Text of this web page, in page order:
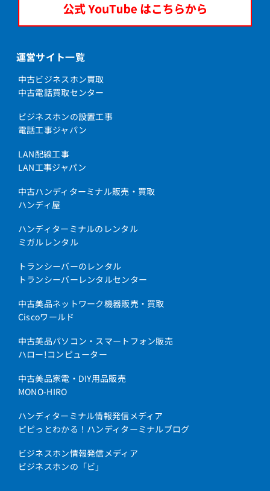
運営サイト一覧
中古ビジネスホン買取
中古電話買取センター
ビジネスホンの設置工事
電話工事ジャパン
LAN配線工事
LAN工事ジャパン
中古ハンディターミナル販売・買取
ハンディ屋
ハンディターミナルのレンタル
ミガルレンタル
トランシーバーのレンタル
トランシーバーレンタルセンター
中古美品ネットワーク機器販売・買取
Ciscoワールド
中古美品パソコン・スマートフォン販売
ハロー!コンピューター
中古美品家電・DIY用品販売
MONO-HIRO
ハンディターミナル情報発信メディア
ピピっとわかる！ハンディターミナルブログ
ビジネスホン情報発信メディア
ビジネスホンの「ビ」